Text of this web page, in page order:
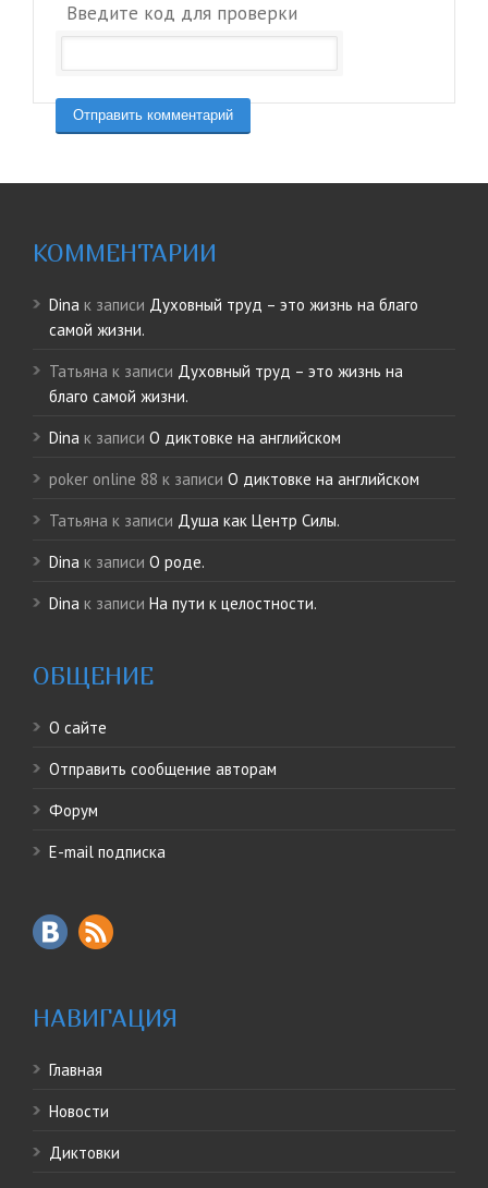
Введите код для проверки
КОММЕНТАРИИ
Dina к записи Духовный труд – это жизнь на благо
самой жизни.
Татьяна к записи Духовный труд – это жизнь на
благо самой жизни.
Dina к записи О диктовке на английском
poker online 88 к записи О диктовке на английском
Татьяна к записи Душа как Центр Силы.
Dina к записи О роде.
Dina к записи На пути к целостности.
ОБЩЕНИЕ
О сайте
Отправить сообщение авторам
Форум
E-mail подписка
НАВИГАЦИЯ
Главная
Новости
Диктовки